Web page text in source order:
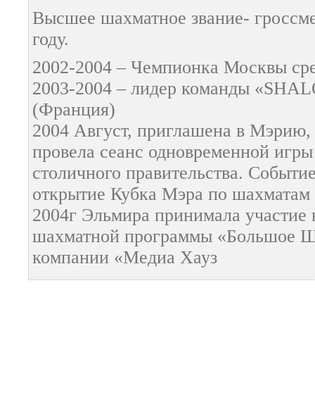
Высшее шахматное звание-
году.
2002-2004 – Чемпионка Москвы
2003-2004 – лидер команды
(Франция)
2004 Август, приглашена в
провела сеанс одновременной
столичного правительства.
открытие Кубка Мэра по шахматам
2004г Эльмира принимала участие
шахматной программы «Большое
компании «Медиа Хауз